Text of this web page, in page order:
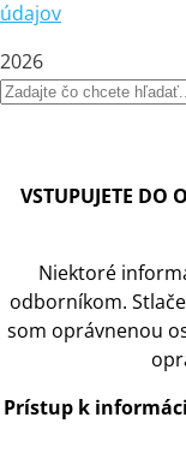
údajov
2026
VSTUPUJETE DO
Niektoré
odborníkom.
som oprávnenou
Prístup k